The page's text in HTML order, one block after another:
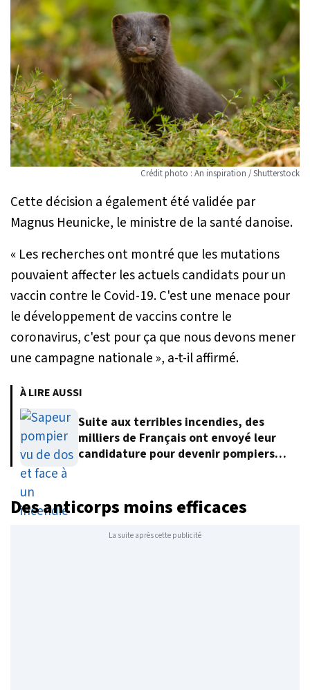
Crédit photo : An inspiration / Shutterstock
Cette décision a également été validée par
Magnus Heunicke, le ministre de la santé danoise.
« Les recherches ont montré que les mutations
pouvaient affecter les actuels candidats pour un
vaccin contre le Covid-19. C'est une menace pour
le développement de vaccins contre le
coronavirus, c'est pour ça que nous devons mener
une campagne nationale », a-t-il affirmé.
À LIRE AUSSI
Suite aux terribles incendies, des
milliers de Français ont envoyé leur
candidature pour devenir pompiers
Des anticorps moins efficaces
La suite après cette publicité